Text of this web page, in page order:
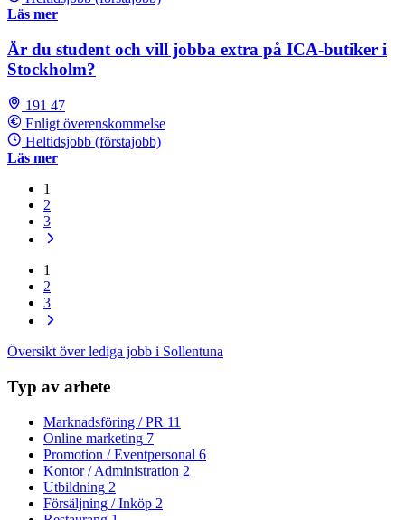
Läs mer
Är du student och vill jobba extra på ICA-butiker i
Stockholm?
191 47
Enligt överenskommelse
Heltidsjobb (förstajobb)
Läs mer
1
2
3
1
2
3
Översikt över lediga jobb i Sollentuna
Typ av arbete
Marknadsföring / PR 11
Online marketing 7
Promotion / Eventpersonal 6
Kontor / Administration 2
Utbildning 2
Försäljning / Inköp 2